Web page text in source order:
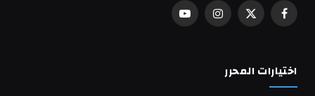
فيسبوكX
الانستغراميوتيوب
اختيارات المحرر